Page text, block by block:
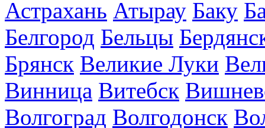
Астрахань Атырау Баку
Белгород Бельцы
Брянск Великие Луки
Винница Витебск
Волгоград Волгодонск